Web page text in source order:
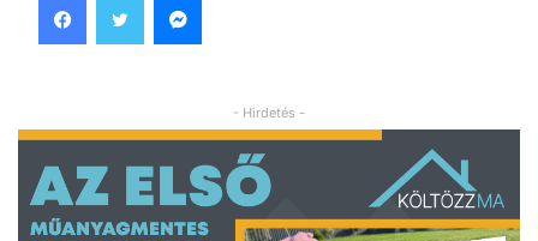
- Hirdetés -